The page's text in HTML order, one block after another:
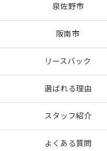
泉佐野市
阪南市
リースバック
選ばれる理由
スタッフ紹介
よくある質問